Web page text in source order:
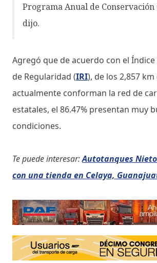
Programa Anual de
dijo.
Agregó que de acuerdo con el
de Regularidad (IRI), de los 2,857
actualmente conforman la red de
estatales, el 86.47% presentan muy
condiciones.
Te puede interesar:Autotanques
con una tienda en Celaya,